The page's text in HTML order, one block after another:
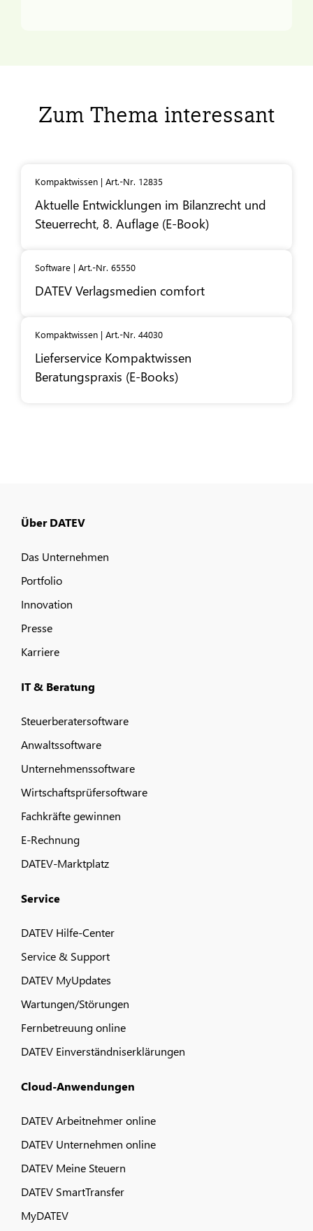
Zum Thema interessant
Kompaktwissen | Art.-Nr. 12835
Aktuelle Entwicklungen im Bilanzrecht und
Steuerrecht, 8. Auflage (E-Book)
Software | Art.-Nr. 65550
DATEV Verlagsmedien comfort
Kompaktwissen | Art.-Nr. 44030
Lieferservice Kompaktwissen
Beratungspraxis (E-Books)
Über DATEV
Das Unternehmen
Portfolio
Innovation
Presse
Karriere
IT & Beratung
Steuerberatersoftware
Anwaltssoftware
Unternehmenssoftware
Wirtschaftsprüfersoftware
Fachkräfte gewinnen
E-Rechnung
DATEV-Marktplatz
Service
DATEV Hilfe-Center
Service & Support
DATEV MyUpdates
Wartungen/Störungen
Fernbetreuung online
DATEV Einverständniserklärungen
Cloud-Anwendungen
DATEV Arbeitnehmer online
DATEV Unternehmen online
DATEV Meine Steuern
DATEV SmartTransfer
MyDATEV